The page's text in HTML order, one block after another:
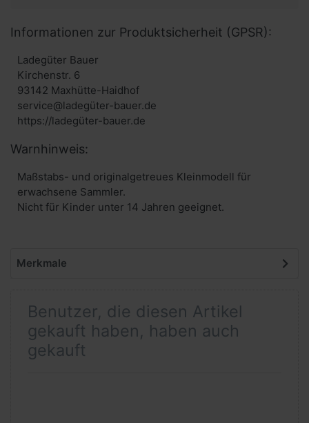
Informationen zur Produktsicherheit (GPSR):
Ladegüter Bauer
Kirchenstr. 6
93142 Maxhütte-Haidhof
service@ladegüter-bauer.de
https://ladegüter-bauer.de
Warnhinweis:
Maßstabs- und originalgetreues Kleinmodell für
erwachsene Sammler.
Nicht für Kinder unter 14 Jahren geeignet.
Merkmale
Benutzer, die diesen Artikel
gekauft haben, haben auch
gekauft